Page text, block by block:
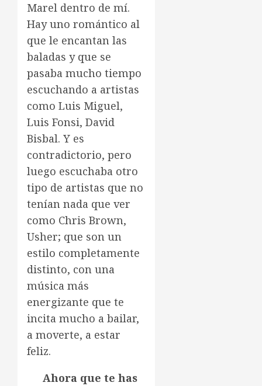
Marel dentro de mí.
Hay uno romántico al
que le encantan las
baladas y que se
pasaba mucho tiempo
escuchando a artistas
como Luis Miguel,
Luis Fonsi, David
Bisbal. Y es
contradictorio, pero
luego escuchaba otro
tipo de artistas que no
tenían nada que ver
como Chris Brown,
Usher; que son un
estilo completamente
distinto, con una
música más
energizante que te
incita mucho a bailar,
a moverte, a estar
feliz.
Ahora que te has